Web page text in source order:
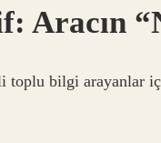
Aracın
bilgi arayanlar